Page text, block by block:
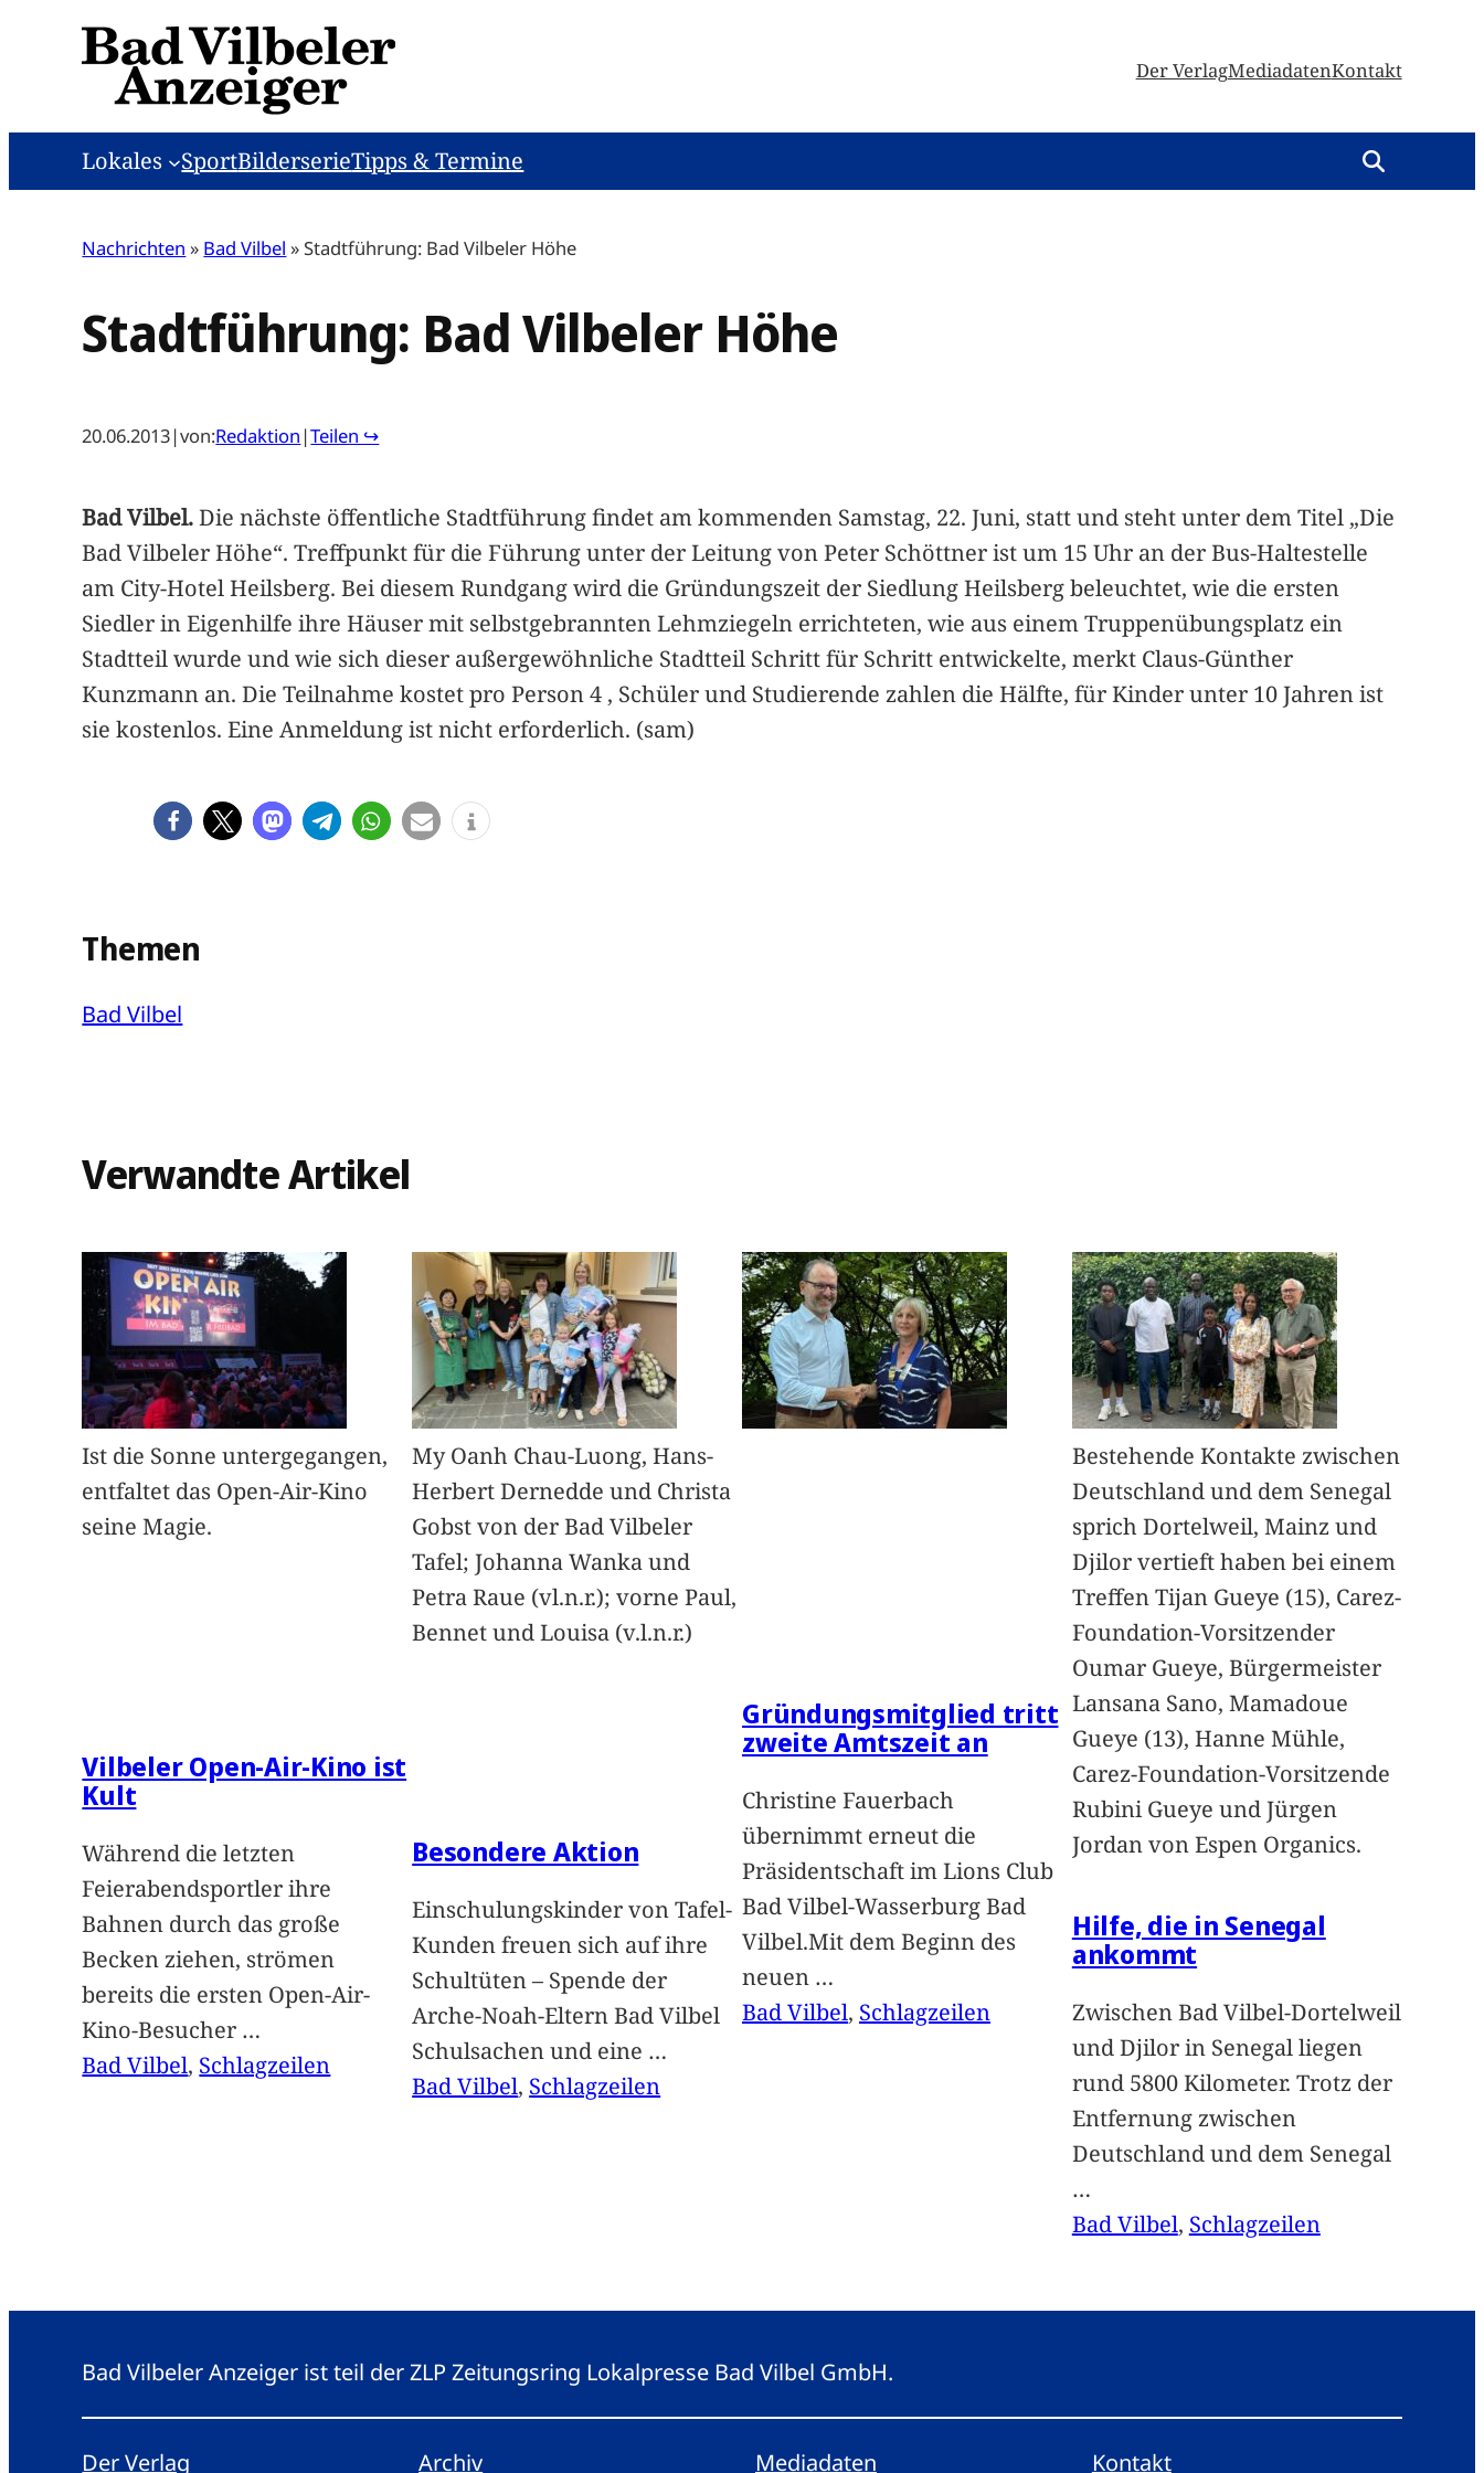
Der VerlagMediadatenKontakt
Lokales SportBilderserieTipps & Termine
Nachrichten » Bad Vilbel »Stadtführung: Bad Vilbeler Höhe
Stadtführung: Bad Vilbeler Höhe
20.06.2013|von:Redaktion |Teilen ↪
Bad Vilbel.Die nächste öffentliche Stadtführung findet am kommenden Samstag, 22. Juni, statt und steht unter dem Titel „Die
Bad Vilbeler Höhe“. Treffpunkt für die Führung unter der Leitung von Peter Schöttner ist um 15 Uhr an der Bus-Haltestelle
am City-Hotel Heilsberg. Bei diesem Rundgang wird die Gründungszeit der Siedlung Heilsberg beleuchtet, wie die ersten
Siedler in Eigenhilfe ihre Häuser mit selbstgebrannten Lehmziegeln errichteten, wie aus einem Truppenübungsplatz ein
Stadtteil wurde und wie sich dieser außergewöhnliche Stadtteil Schritt für Schritt entwickelte, merkt Claus-Günther
Kunzmann an. Die Teilnahme kostet pro Person 4 , Schüler und Studierende zahlen die Hälfte, für Kinder unter 10 Jahren ist
sie kostenlos. Eine Anmeldung ist nicht erforderlich. (sam)
Themen
Bad Vilbel
Verwandte Artikel
Ist die Sonne untergegangen,
entfaltet das Open-Air-Kino
seine Magie.
Vilbeler Open-Air-Kino ist
Kult
Während die letzten
Feierabendsportler ihre
Bahnen durch das große
Becken ziehen, strömen
bereits die ersten Open-Air-
Kino-Besucher …
Bad Vilbel, Schlagzeilen
My Oanh Chau-Luong, Hans-
Herbert Dernedde und Christa
Gobst von der Bad Vilbeler
Tafel; Johanna Wanka und
Petra Raue (vl.n.r.); vorne Paul,
Bennet und Louisa (v.l.n.r.)
Besondere Aktion
Einschulungskinder von Tafel-
Kunden freuen sich auf ihre
Schultüten – Spende der
Arche-Noah-Eltern Bad Vilbel
Schulsachen und eine …
Bad Vilbel, Schlagzeilen
Gründungsmitglied tritt
zweite Amtszeit an
Christine Fauerbach
übernimmt erneut die
Präsidentschaft im Lions Club
Bad Vilbel-Wasserburg Bad
Vilbel.Mit dem Beginn des
neuen …
Bad Vilbel, Schlagzeilen
Bestehende Kontakte zwischen
Deutschland und dem Senegal
sprich Dortelweil, Mainz und
Djilor vertieft haben bei einem
Treffen Tijan Gueye (15), Carez-
Foundation-Vorsitzender
Oumar Gueye, Bürgermeister
Lansana Sano, Mamadoue
Gueye (13), Hanne Mühle,
Carez-Foundation-Vorsitzende
Rubini Gueye und Jürgen
Jordan von Espen Organics.
Hilfe, die in Senegal
ankommt
Zwischen Bad Vilbel-Dortelweil
und Djilor in Senegal liegen
rund 5800 Kilometer. Trotz der
Entfernung zwischen
Deutschland und dem Senegal
…
Bad Vilbel, Schlagzeilen
Bad Vilbeler Anzeiger ist teil der ZLP Zeitungsring Lokalpresse Bad Vilbel GmbH.
Der Verlag Archiv Mediadaten Kontakt